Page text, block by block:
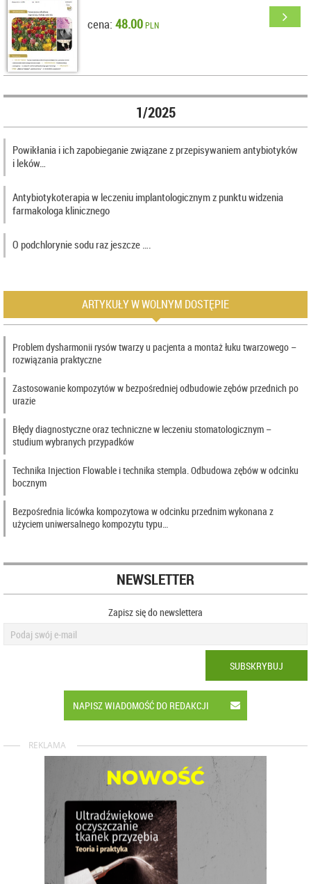
cena: 48.00PLN
1/2025
Powikłania i ich zapobieganie związane z przepisywaniem antybiotyków
i leków…
Antybiotykoterapia w leczeniu implantologicznym z punktu widzenia
farmakologa klinicznego
O podchlorynie sodu raz jeszcze ….
ARTYKUŁY W WOLNYM DOSTĘPIE
Problem dysharmonii rysów twarzy u pacjenta a montaż łuku twarzowego –
rozwiązania praktyczne
Zastosowanie kompozytów w bezpośredniej odbudowie zębów przednich po
urazie
Błędy diagnostyczne oraz techniczne w leczeniu stomatologicznym –
studium wybranych przypadków
Technika Injection Flowable i technika stempla. Odbudowa zębów w odcinku
bocznym
Bezpośrednia licówka kompozytowa w odcinku przednim wykonana z
użyciem uniwersalnego kompozytu typu…
NEWSLETTER
Zapisz się do newslettera
SUBSKRYBUJ
NAPISZ WIADOMOŚĆ DO REDAKCJI
REKLAMA